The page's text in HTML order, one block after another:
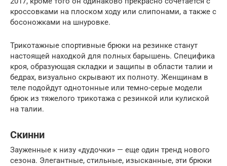
кроссовками на плоском ходу или слипонами, а также с
босоножками на шнуровке.
Трикотажные спортивные брюки на резинке станут
настоящей находкой для полных барышень. Специфика
кроя, образующая складки и защипы в области талии и
бедрах, визуально скрывают их полноту. Женщинам в
теле подойдут однотонные или темно-серые модели
брюк из тяжелого трикотажа с резинкой или кулиской
на талии.
Скинни
Зауженные к низу «дудочки» — еще один тренд нового
сезона. Элегантные, стильные, изысканные, эти брюки